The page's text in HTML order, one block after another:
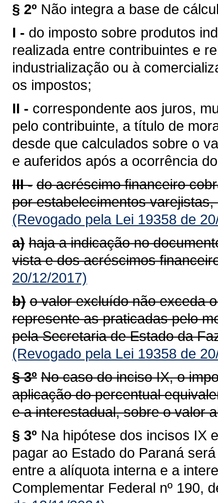
§ 2º Não integra a base de
I - do imposto sobre produtos
realizada entre contribuintes e
industrialização ou à
os impostos;
II - correspondente aos juros,
pelo contribuinte, a título de
desde que calculados sobre o
e auferidos após a ocorrência
III - do acréscimo financeiro
por estabelecimentos
(Revogado pela Lei 19358 de
a) haja a indicação no
vista e dos acréscimos
20/12/2017)
b) o valor excluído não exceda
represente as praticadas pelo
pela Secretaria de Estado da
(Revogado pela Lei 19358 de
§ 3º No caso do inciso IX, o
aplicação do percentual
e a interestadual, sobre o valor
§ 3º Na hipótese dos incisos IX
pagar ao Estado do Paraná
entre a alíquota interna e a
Complementar Federal nº 190,